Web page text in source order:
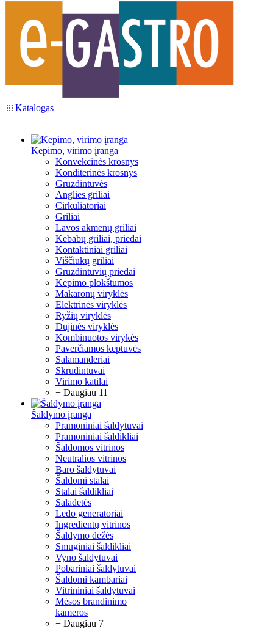
Katalogas
Kepimo, virimo įranga
Konvekcinės krosnys
Konditerinės krosnys
Gruzdintuvės
Anglies griliai
Cirkuliatoriai
Griliai
Lavos akmenų griliai
Kebabų griliai, priedai
Kontaktiniai griliai
Viščiukų griliai
Gruzdintuvių priedai
Kepimo plokštumos
Makaronų viryklės
Elektrinės viryklės
Ryžių viryklės
Dujinės viryklės
Kombinuotos virykės
Paverčiamos keptuvės
Salamanderiai
Skrudintuvai
Virimo katilai
+ Daugiau 11
Šaldymo įranga
Pramoniniai šaldytuvai
Pramoniniai šaldikliai
Šaldomos vitrinos
Neutralios vitrinos
Baro šaldytuvai
Šaldomi stalai
Stalai šaldikliai
Saladetės
Ledo generatoriai
Ingredientų vitrinos
Šaldymo dežės
Smūginiai šaldikliai
Vyno šaldytuvai
Pobariniai šaldytuvai
Šaldomi kambariai
Vitrininiai šaldytuvai
Mėsos brandinimo
kameros
+ Daugiau 7